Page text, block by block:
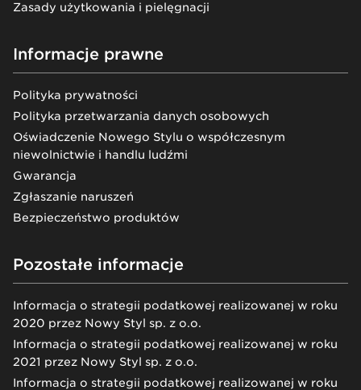
Zasady użytkowania i pielęgnacji
Informacje prawne
Polityka prywatności
Polityka przetwarzania danych osobowych
Oświadczenie Nowego Stylu o współczesnym
niewolnictwie i handlu ludźmi
Gwarancja
Zgłaszanie naruszeń
Bezpieczeństwo produktów
Pozostałe informacje
Informacja o strategii podatkowej realizowanej w roku
2020 przez Nowy Styl sp. z o.o.
Informacja o strategii podatkowej realizowanej w roku
2021 przez Nowy Styl sp. z o.o.
Informacja o strategii podatkowej realizowanej w roku